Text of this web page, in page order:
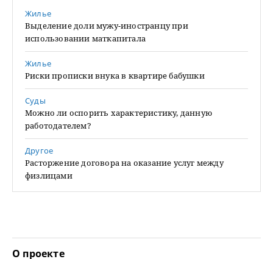
Жилье
Выделение доли мужу-иностранцу при
использовании маткапитала
Жилье
Риски прописки внука в квартире бабушки
Суды
Можно ли оспорить характеристику, данную
работодателем?
Другое
Расторжение договора на оказание услуг между
физлицами
О проекте